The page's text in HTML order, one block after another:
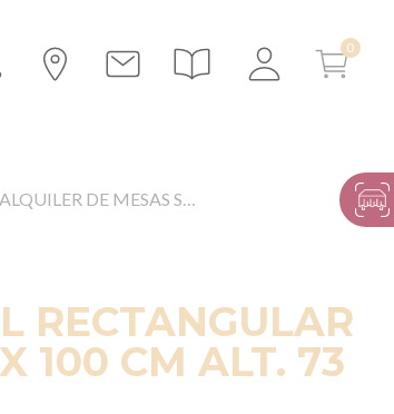
ALQUILER DE MESAS SIN MANTELERÍA
RECTANGULAR
100 CM ALT. 73